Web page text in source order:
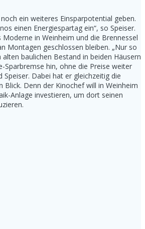
ein weiteres Einsparpotential geben.
einen Energiespartag ein“, so Speiser.
in Weinheim und die Brennessel
Montagen geschlossen bleiben. „Nur so
baulichen Bestand in beiden Häusern
Sparbremse hin, ohne die Preise weiter
Speiser. Dabei hat er gleichzeitig die
Blick. Denn der Kinochef will in Weinheim
Anlage investieren, um dort seinen